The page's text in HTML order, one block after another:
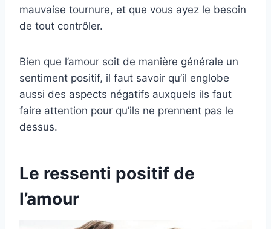
mauvaise tournure, et que vous ayez le besoin
de tout contrôler.
Bien que l’amour soit de manière générale un
sentiment positif, il faut savoir qu’il englobe
aussi des aspects négatifs auxquels ils faut
faire attention pour qu’ils ne prennent pas le
dessus.
Le ressenti positif de
l’amour